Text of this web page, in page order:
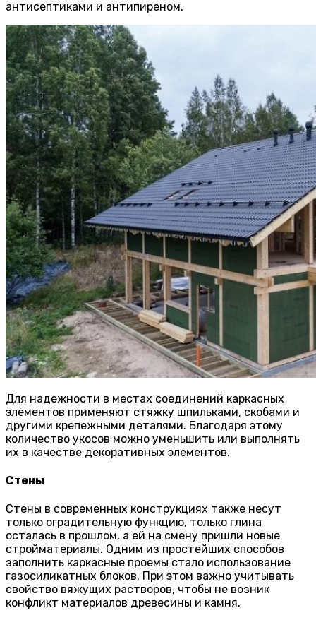
антисептиками и антипиреном.
Для надежности в местах соединений каркасных
элементов применяют стяжку шпильками, скобами и
другими крепежными деталями. Благодаря этому
количество укосов можно уменьшить или выполнять
их в качестве декоративных элементов.
Стены
Стены в современных конструкциях также несут
только оградительную функцию, только глина
осталась в прошлом, а ей на смену пришли новые
стройматериалы. Одним из простейших способов
заполнить каркасные проемы стало использование
газосиликатных блоков. При этом важно учитывать
свойство вяжущих растворов, чтобы не возник
конфликт материалов древесины и камня.